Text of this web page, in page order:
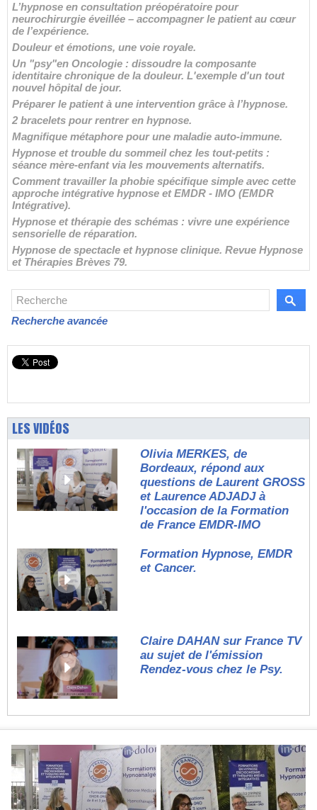
L’hypnose en consultation préopératoire pour
neurochirurgie éveillée – accompagner le patient au cœur
de l’expérience.
Douleur et émotions, une voie royale.
Un "psy"en Oncologie : dissoudre la composante
identitaire chronique de la douleur. L'exemple d'un tout
nouvel hôpital de jour.
Préparer le patient à une intervention grâce à l’hypnose.
2 bracelets pour rentrer en hypnose.
Magnifique métaphore pour une maladie auto-immune.
Hypnose et trouble du sommeil chez les tout-petits :
séance mère-enfant via les mouvements alternatifs.
Comment travailler la phobie spécifique simple avec cette
approche intégrative hypnose et EMDR - IMO (EMDR
Intégrative).
Hypnose et thérapie des schémas : vivre une expérience
sensorielle de réparation.
Hypnose de spectacle et hypnose clinique. Revue Hypnose
et Thérapies Brèves 79.
Recherche avancée
LES VIDÉOS
Olivia MERKES, de
Bordeaux, répond aux
questions de Laurent GROSS
et Laurence ADJADJ à
l'occasion de la Formation
de France EMDR-IMO
Formation Hypnose, EMDR
et Cancer.
Claire DAHAN sur France TV
au sujet de l'émission
Rendez-vous chez le Psy.